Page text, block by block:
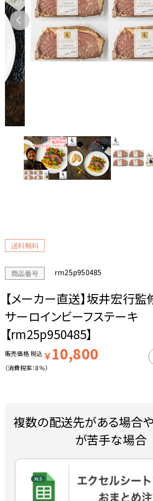
送料無料
商品番号 rm25p950485
【メーカー直送】坂井宏行
サーロインビーフステーキ
【rm25p950485】
販売価格税込 ￥10,800
（消費税率：8％）
複数の配送先がある場合
が苦手な場合